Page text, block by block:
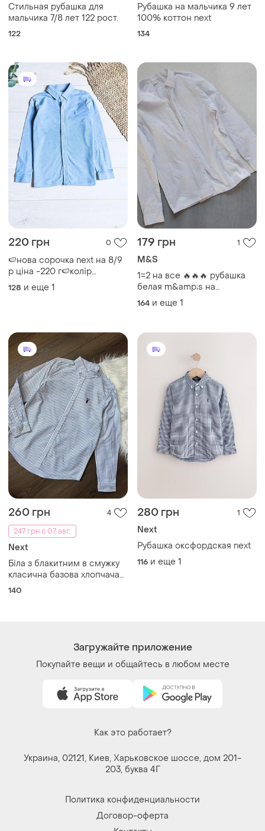
Стильная рубашка для
мальчика 7/8 лет 122 рост.
122
Рубашка на мальчика 9 лет
100% коттон next
134
220 грн 0
🍉нова сорочка next на 8/9
р ціна -220 г🍉колір
світліший д-56 см р-48 см
ширина-38 см
128 и еще 1
179 грн 1
M&S
1=2 на все 🔥🔥🔥 рубашка
белая m&amp;s на
мальчика 14-15 лет
164 и еще 1
260 грн
4
247 грн с 07 авг.
Next
Біла з блакитним в смужку
класична базова хлопчача
сорочка рубашка довгий
140
280 грн 1
Next
Рубашка оксфордская next
116 и еще 1
Загружайте приложение
Покупайте вещи и общайтесь в любом месте
Как это работает?
Украина, 02121, Киев, Харьковское шоссе, дом 201-
203, буква 4Г
Политика конфиденциальности
Договор-оферта